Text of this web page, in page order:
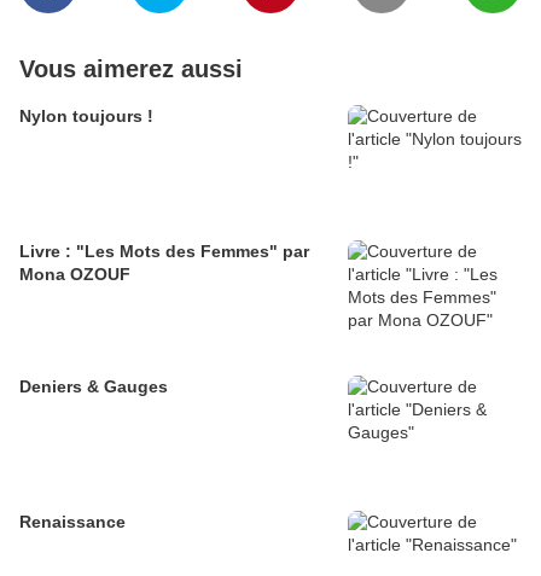
Vous aimerez aussi
Nylon toujours !
Livre : "Les Mots des Femmes" par
Mona OZOUF
Deniers & Gauges
Renaissance